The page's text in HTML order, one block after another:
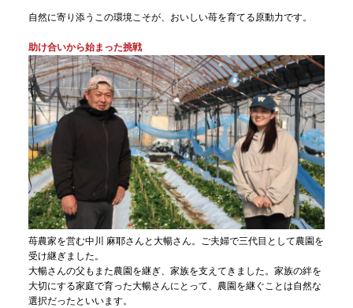
自然に寄り添うこの環境こそが、おいしい苺を育てる原動力です。
助け合いから始まった挑戦
苺農家を営む中川 麻耶さんと大暢さん。ご夫婦で三代目として農園を
受け継ぎました。
大暢さんの父もまた農園を継ぎ、家族を支えてきました。家族の絆を
大切にする家庭で育った大暢さんにとって、農園を継ぐことは自然な
選択だったといいます。